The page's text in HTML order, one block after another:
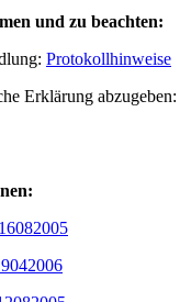
und zu beachten:
Protokollhinweise
Erklärung abzugeben: